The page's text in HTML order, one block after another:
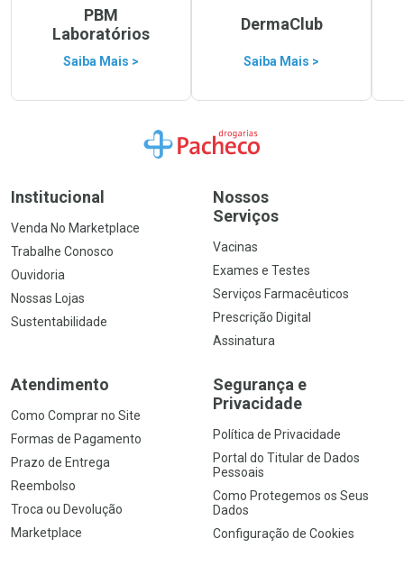
PBM
Laboratórios
Saiba Mais >
DermaClub
Saiba Mais >
Ir para a Home
Institucional
Venda No Marketplace
Trabalhe Conosco
Ouvidoria
Nossas Lojas
Sustentabilidade
Nossos
Serviços
Vacinas
Exames e Testes
Serviços Farmacêuticos
Prescrição Digital
Assinatura
Atendimento
Como Comprar no Site
Formas de Pagamento
Prazo de Entrega
Reembolso
Troca ou Devolução
Marketplace
Segurança e
Privacidade
Política de Privacidade
Portal do Titular de Dados
Pessoais
Como Protegemos os Seus
Dados
Configuração de Cookies